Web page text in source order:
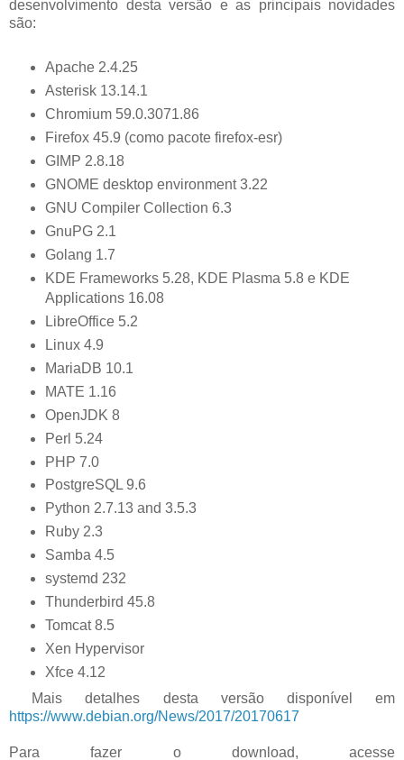
desenvolvimento desta versão e as principais novidades
são:
Apache 2.4.25
Asterisk 13.14.1
Chromium 59.0.3071.86
Firefox 45.9 (como pacote firefox-esr)
GIMP 2.8.18
GNOME desktop environment 3.22
GNU Compiler Collection 6.3
GnuPG 2.1
Golang 1.7
KDE Frameworks 5.28, KDE Plasma 5.8 e KDE
Applications 16.08
LibreOffice 5.2
Linux 4.9
MariaDB 10.1
MATE 1.16
OpenJDK 8
Perl 5.24
PHP 7.0
PostgreSQL 9.6
Python 2.7.13 and 3.5.3
Ruby 2.3
Samba 4.5
systemd 232
Thunderbird 45.8
Tomcat 8.5
Xen Hypervisor
Xfce 4.12
Mais detalhes desta versão disponível em
https://www.debian.org/News/2017/20170617
Para fazer o download, acesse